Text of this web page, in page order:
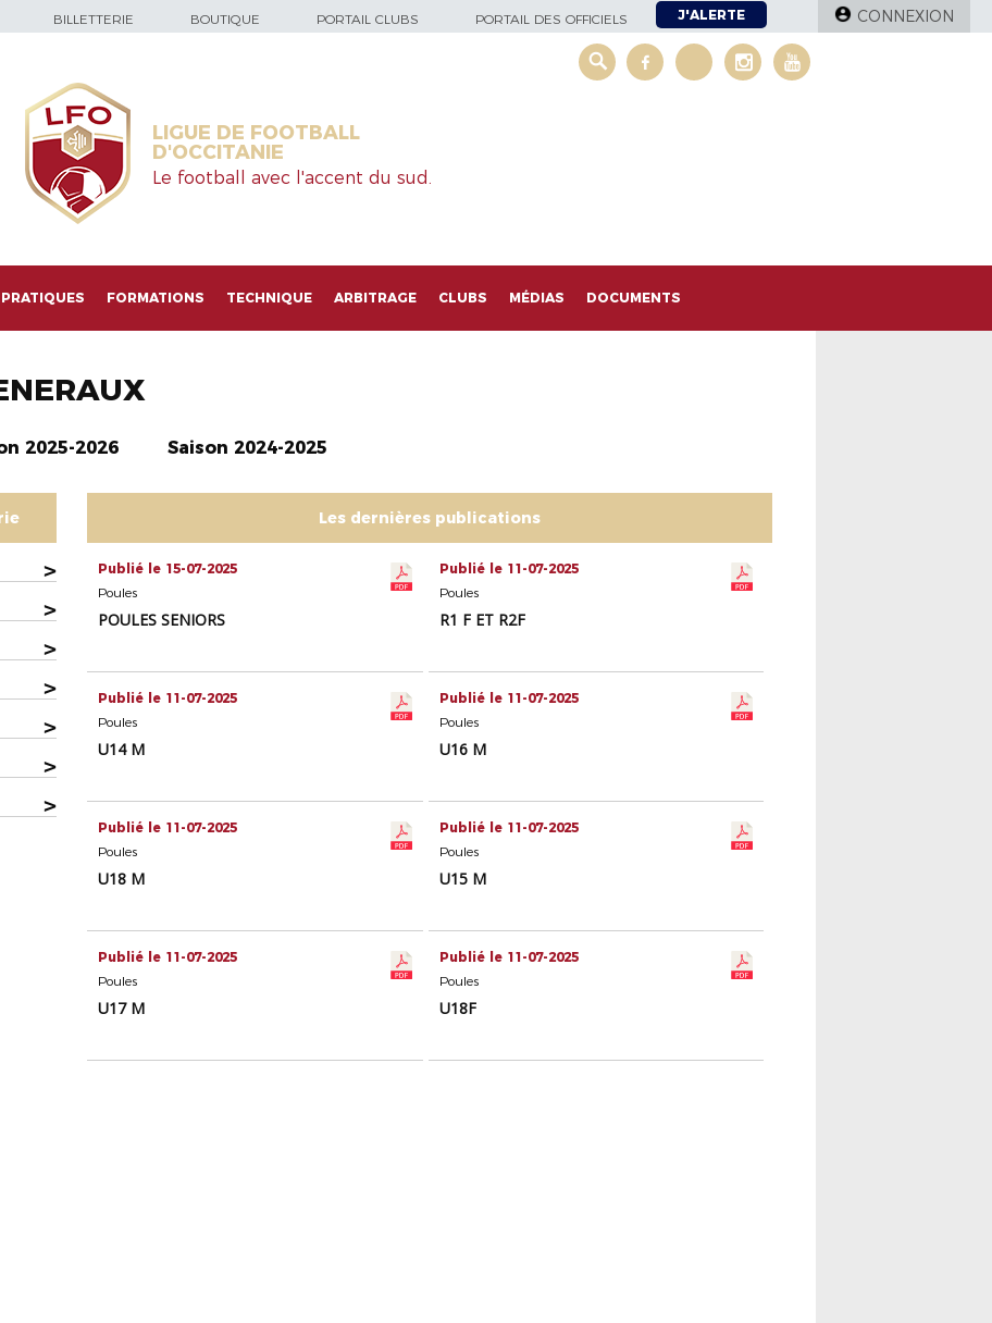
BILLETTERIE BOUTIQUE PORTAIL CLUBS PORTAIL DES OFFICIELS J'ALERTE CONNEXION
LIGUE DE FOOTBALL
D'OCCITANIE
Le football avec l'accent du sud.
PRATIQUES FORMATIONS TECHNIQUE ARBITRAGE CLUBS MÉDIAS DOCUMENTS
2025-2026 Saison 2024-2025
>
>
>
>
>
>
>
Les dernières publications
Publié le 15-07-2025
Poules
POULES SENIORS
Publié le 11-07-2025
Poules
R1 F ET R2F
Publié le 11-07-2025
Poules
U14 M
Publié le 11-07-2025
Poules
U16 M
Publié le 11-07-2025
Poules
U18 M
Publié le 11-07-2025
Poules
U15 M
Publié le 11-07-2025
Poules
U17 M
Publié le 11-07-2025
Poules
U18F